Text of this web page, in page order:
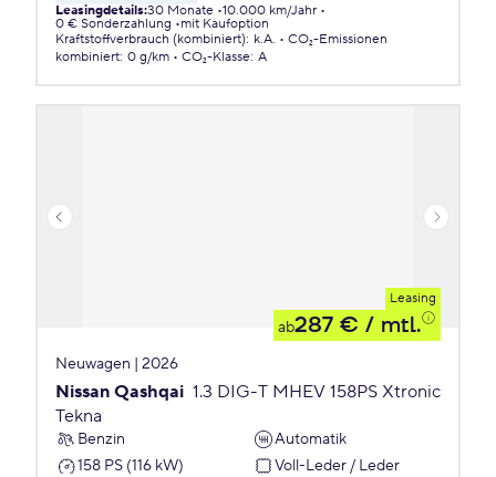
Leasingdetails:30 Monate 10.000 km/Jahr
0 € Sonderzahlung
mit Kaufoption
Kraftstoffverbrauch (kombiniert): k.A.
CO₂-Emissionen
kombiniert: 0 g/km CO₂-Klasse: A
Leasing
ab287 € / mtl.
Neuwagen | 2026
Nissan Qashqai 1.3 DIG-T MHEV 158PS Xtronic
Tekna
Benzin
Automatik
158 PS (116 kW)
Voll-Leder / Leder